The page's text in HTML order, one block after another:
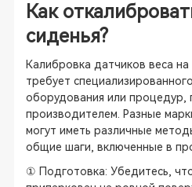
Как
сиденья?
Калибровка датчиков веса
требует
оборудования или процедур,
производителем. Разные
могут иметь различные
общие шаги, включенные в
① Подготовка: Убедитесь,